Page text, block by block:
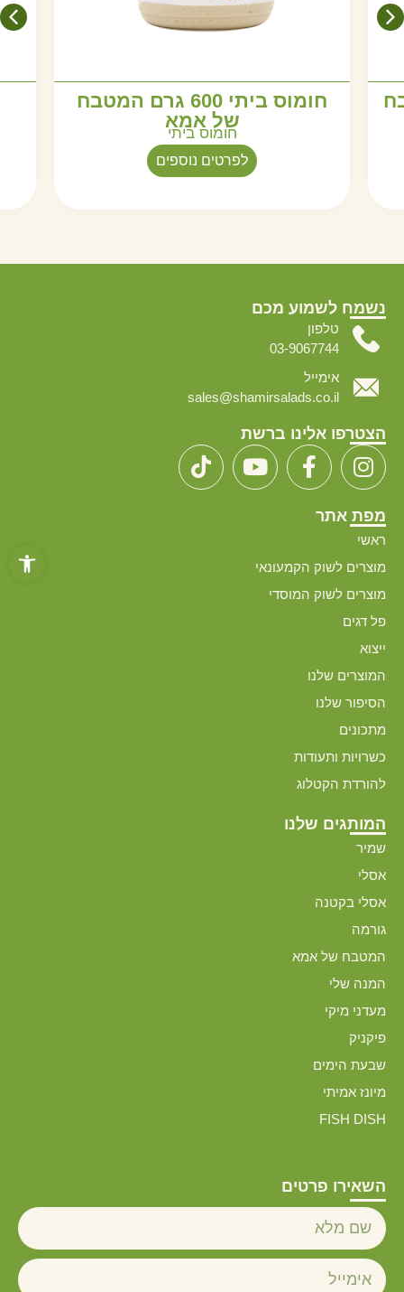
פתח
חומוס ביתי 600 גרם המטבח
של אמא
חומוס ביתי
לפרטים נוספים
השאירו פרטים
נשמח לשמוע מכם
טלפון
03-9067744
אימייל
sales@shamirsalads.co.il
הצטרפו אלינו ברשת
מפת אתר
ראשי
מוצרים לשוק הקמעונאי
מוצרים לשוק המוסדי
פל דגים
ייצוא
המוצרים שלנו
הסיפור שלנו
מתכונים
כשרויות ותעודות
להורדת הקטלוג
המותגים שלנו
שמיר
אסלי
אסלי בקטנה
גורמה
המטבח של אמא
המנה שלי
מעדני מיקי
פיקניק
שבעת הימים
מיונז אמיתי
FISH DISH